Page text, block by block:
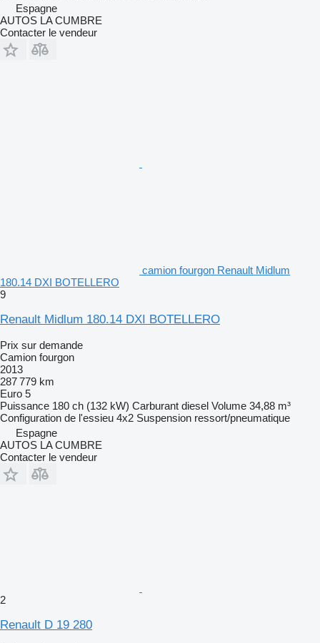
Espagne
AUTOS LA CUMBRE
Contacter le vendeur
camion fourgon Renault Midlum
180.14 DXI BOTELLERO
9
Renault Midlum 180.14 DXI BOTELLERO
Prix sur demande
Camion fourgon
2013
287 779 km
Euro 5
Puissance 180 ch (132 kW) Carburant diesel Volume 34,88 m³
Configuration de l'essieu 4x2 Suspension ressort/pneumatique
Espagne
AUTOS LA CUMBRE
Contacter le vendeur
2
Renault D 19 280